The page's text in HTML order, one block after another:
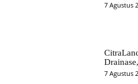
7 Agustus
7 Agustus